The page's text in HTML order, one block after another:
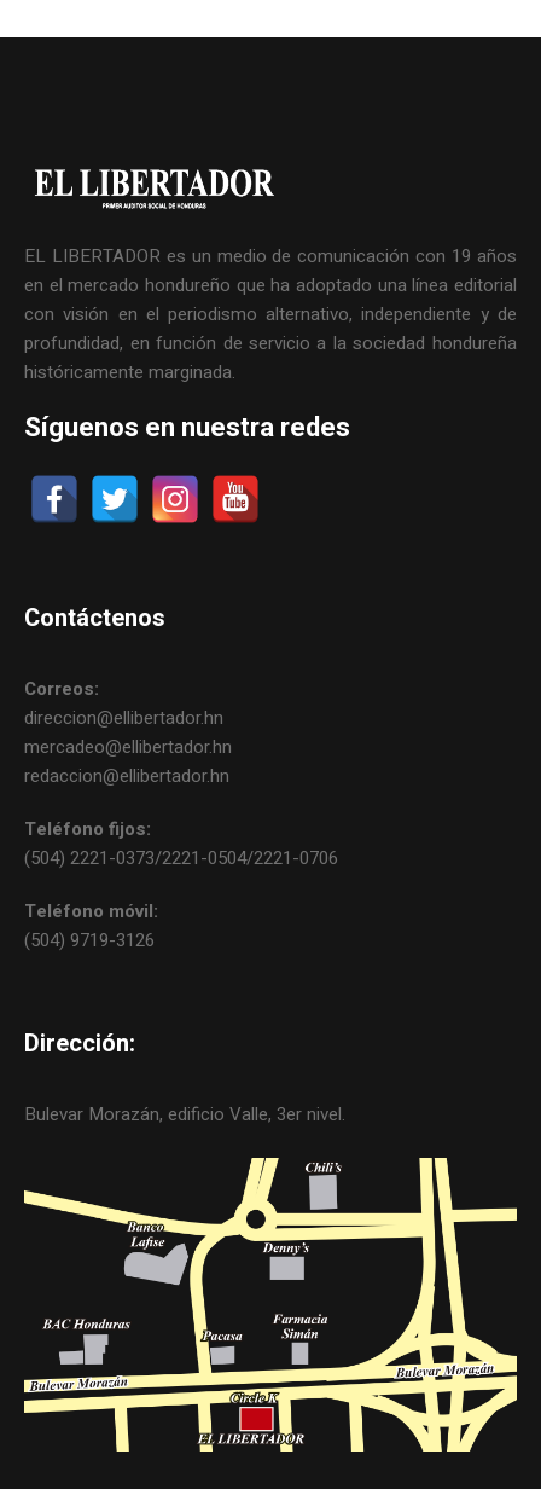
EL LIBERTADOR es un medio de comunicación con 19 años
en el mercado hondureño que ha adoptado una línea editorial
con visión en el periodismo alternativo, independiente y de
profundidad, en función de servicio a la sociedad hondureña
históricamente marginada.
Síguenos en nuestra redes
Contáctenos
Correos:
direccion@ellibertador.hn
mercadeo@ellibertador.hn
redaccion@ellibertador.hn
Teléfono fijos:
(504) 2221-0373/2221-0504/2221-0706
Teléfono móvil:
(504) 9719-3126
Dirección:
Bulevar Morazán, edificio Valle, 3er nivel.